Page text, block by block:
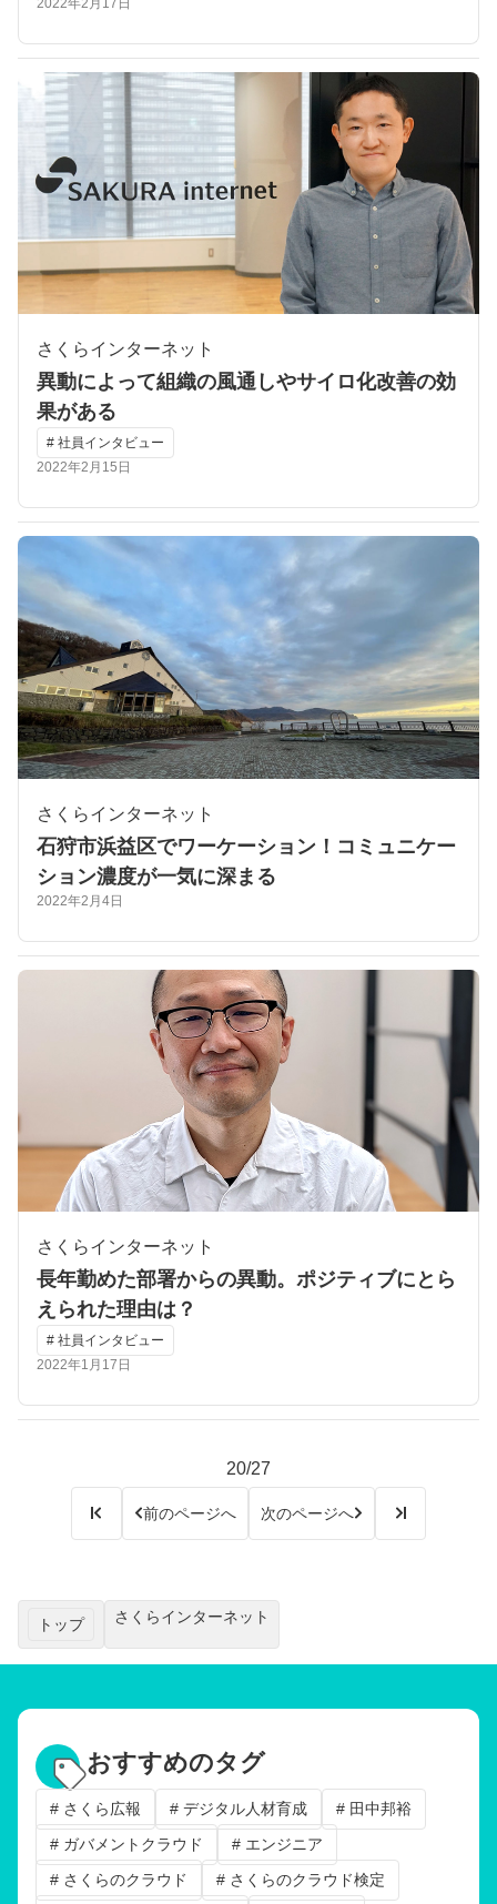
さくらインターネット
異動によって組織の風通しやサイロ化改善の効
果がある
# 社員インタビュー
2022年2月15日
さくらインターネット
石狩市浜益区でワーケーション！コミュニケー
ション濃度が一気に深まる
2022年2月4日
さくらインターネット
長年勤めた部署からの異動。ポジティブにとら
えられた理由は？
# 社員インタビュー
2022年1月17日
20/27
前のページへ 次のページへ
トップ さくらインターネット
おすすめのタグ
# さくら広報 # デジタル人材育成
# 田中邦裕
# ガバメントクラウド
# エンジニア
# さくらのクラウド
# さくらのクラウド検定